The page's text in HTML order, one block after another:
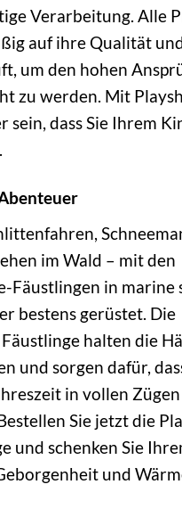
Verarbeitung. Alle
auf ihre Qualität
um den hohen
zu werden. Mit
sein, dass Sie Ihrem
im Wald – mit den
Fäustlingen in marine
bestens gerüstet. Die
halten die
und sorgen dafür,
in vollen Zügen
Sie jetzt die
und schenken Sie
und